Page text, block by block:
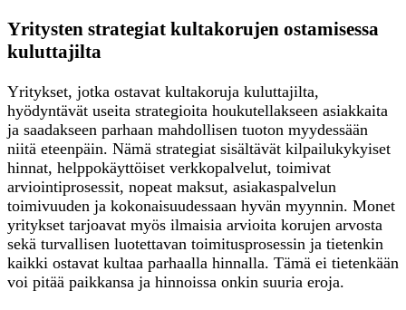
Yritysten strategiat kultakorujen ostamisessa
kuluttajilta
Yritykset, jotka ostavat kultakoruja kuluttajilta,
hyödyntävät useita strategioita houkutellakseen asiakkaita
ja saadakseen parhaan mahdollisen tuoton myydessään
niitä eteenpäin. Nämä strategiat sisältävät kilpailukykyiset
hinnat, helppokäyttöiset verkkopalvelut, toimivat
arviointiprosessit, nopeat maksut, asiakaspalvelun
toimivuuden ja kokonaisuudessaan hyvän myynnin. Monet
yritykset tarjoavat myös ilmaisia arvioita korujen arvosta
sekä turvallisen luotettavan toimitusprosessin ja tietenkin
kaikki ostavat kultaa parhaalla hinnalla. Tämä ei tietenkään
voi pitää paikkansa ja hinnoissa onkin suuria eroja.